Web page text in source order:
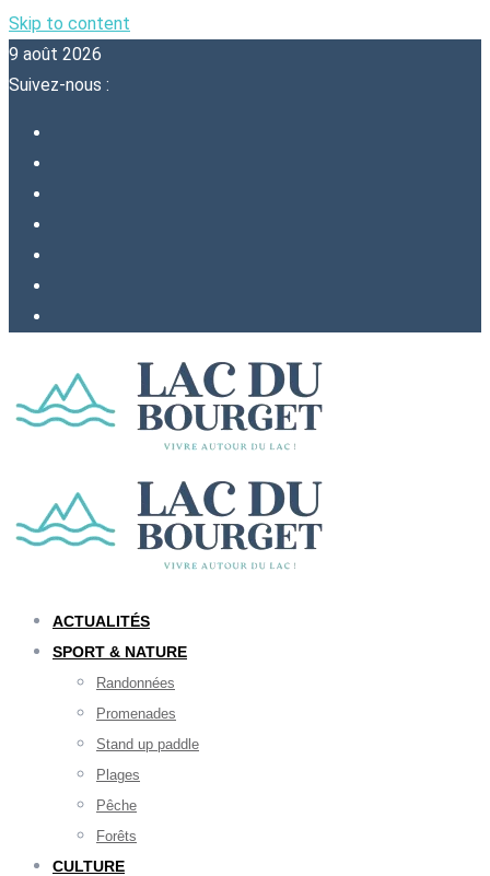
Skip to content
9 août 2026
Suivez-nous :
ACTUALITÉS
SPORT & NATURE
Randonnées
Promenades
Stand up paddle
Plages
Pêche
Forêts
CULTURE